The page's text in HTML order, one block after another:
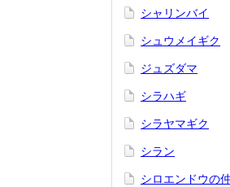
シャリンバイ
シュウメイギク
ジュズダマ
シラハギ
シラヤマギク
シラン
シロエンドウの